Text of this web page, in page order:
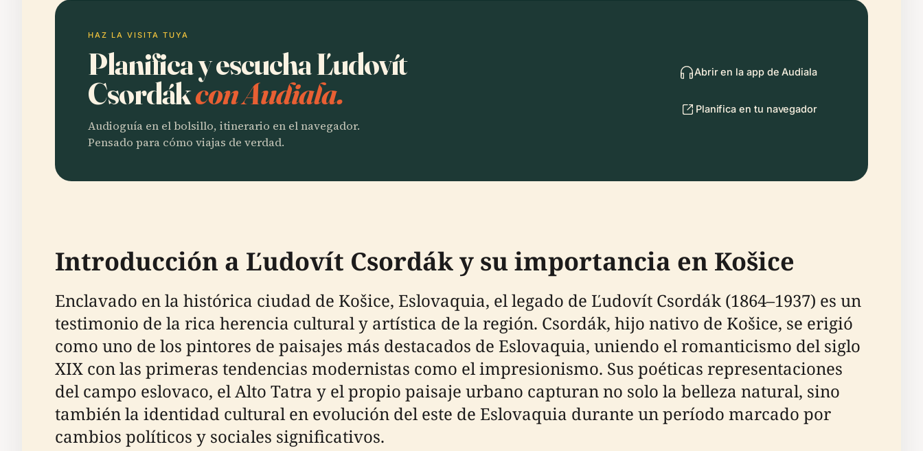
HAZ LA VISITA TUYA
Planifica y escucha Ľudovít
Csordákcon Audiala.
Audioguía en el bolsillo, itinerario en el navegador.
Pensado para cómo viajas de verdad.
Abrir en la app de Audiala
Planifica en tu navegador
Introducción a Ľudovít Csordák y su importancia en Košice
Enclavado en la histórica ciudad de Košice, Eslovaquia, el legado de Ľudovít Csordák (1864–1937) es un
testimonio de la rica herencia cultural y artística de la región. Csordák, hijo nativo de Košice, se erigió
como uno de los pintores de paisajes más destacados de Eslovaquia, uniendo el romanticismo del siglo
XIX con las primeras tendencias modernistas como el impresionismo. Sus poéticas representaciones
del campo eslovaco, el Alto Tatra y el propio paisaje urbano capturan no solo la belleza natural, sino
también la identidad cultural en evolución del este de Eslovaquia durante un período marcado por
cambios políticos y sociales significativos.